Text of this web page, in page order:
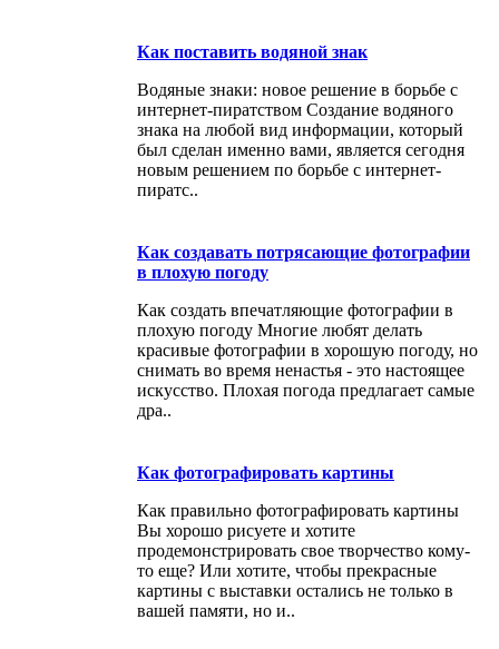
Как поставить водяной знак
Водяные знаки: новое решение в борьбе с
интернет-пиратством Создание водяного
знака на любой вид информации, который
был сделан именно вами, является сегодня
новым решением по борьбе с интернет-
пиратс..
Как создавать потрясающие фотографии
в плохую погоду
Как создать впечатляющие фотографии в
плохую погоду Многие любят делать
красивые фотографии в хорошую погоду, но
снимать во время ненастья - это настоящее
искусство. Плохая погода предлагает самые
дра..
Как фотографировать картины
Как правильно фотографировать картины
Вы хорошо рисуете и хотите
продемонстрировать свое творчество кому-
то еще? Или хотите, чтобы прекрасные
картины с выставки остались не только в
вашей памяти, но и..